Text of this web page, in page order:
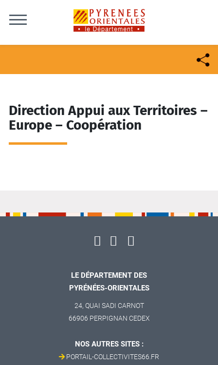
Direction Appui aux Territoires –
Europe – Coopération
LE DÉPARTEMENT DES
PYRÉNÉES-ORIENTALES
24, QUAI SADI CARNOT
66906 PERPIGNAN CEDEX
NOS AUTRES SITES :
PORTAIL-COLLECTIVITES66.FR